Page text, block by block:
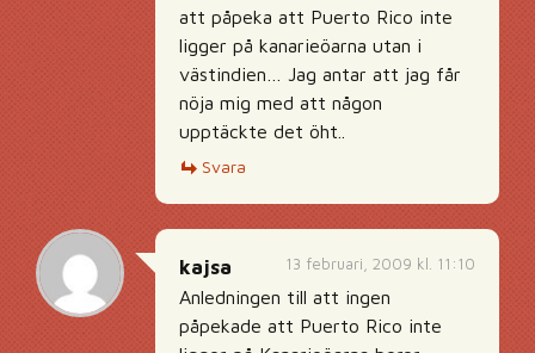
att påpeka att Puerto Rico inte
ligger på kanarieöarna utan i
västindien… Jag antar att jag får
nöja mig med att någon
upptäckte det öht..
Svara
13 februari, 2009 kl. 11:10
kajsa
Anledningen till att ingen
påpekade att Puerto Rico inte